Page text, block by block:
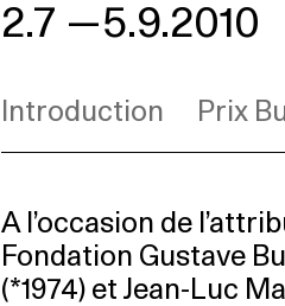
2.7 —5.9.2010
Introduction Prix
A l’occasion de
Fondation Gustave
(*1974) et Jean-Luc